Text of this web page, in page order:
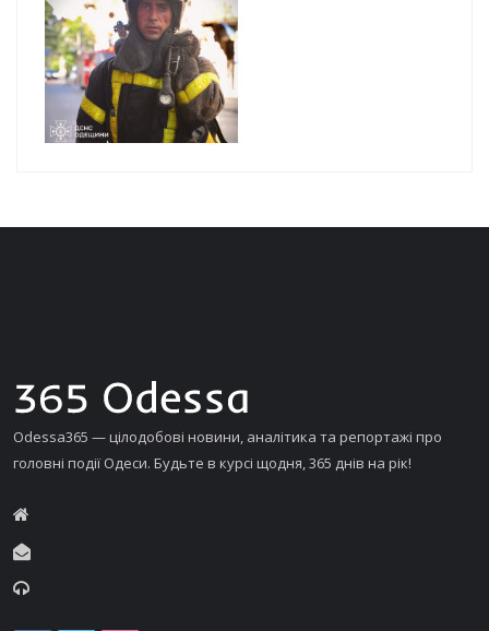
Odessa365 — цілодобові новини, аналітика та репортажі про
головні події Одеси. Будьте в курсі щодня, 365 днів на рік!